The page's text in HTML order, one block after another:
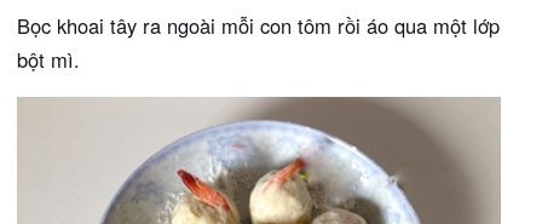
Bọc khoai tây ra ngoài mỗi con tôm rồi áo qua một lớp
bột mì.